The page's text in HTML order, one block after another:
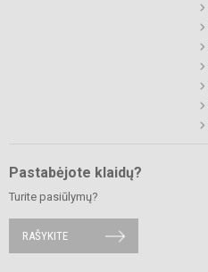
Pastabėjote klaidų?
Turite pasiūlymų?
RAŠYKITE